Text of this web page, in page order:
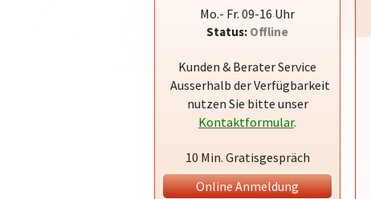
Mo.- Fr. 09-16 Uhr
Status: Offline
Kunden & Berater Service
Ausserhalb der Verfügbarkeit
nutzen Sie bitte unser
Kontaktformular.
10 Min. Gratisgespräch
Online Anmeldung